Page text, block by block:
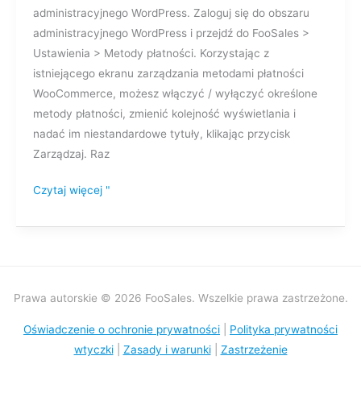
administracyjnego WordPress. Zaloguj się do obszaru
administracyjnego WordPress i przejdź do FooSales >
Ustawienia > Metody płatności. Korzystając z
istniejącego ekranu zarządzania metodami płatności
WooCommerce, możesz włączyć / wyłączyć określone
metody płatności, zmienić kolejność wyświetlania i
nadać im niestandardowe tytuły, klikając przycisk
Zarządzaj. Raz
Czytaj więcej "
Prawa autorskie © 2026 FooSales. Wszelkie prawa zastrzeżone.
Oświadczenie o ochronie prywatności
Polityka prywatności
wtyczki| Zasady i warunki| Zastrzeżenie